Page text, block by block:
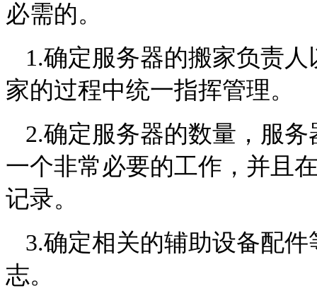
必需的。
1.确定服务器的搬家负责
家的过程中统一指挥管理。
2.确定服务器的数量，服
一个非常必要的工作，并且
记录。
3.确定相关的辅助设备配
志。